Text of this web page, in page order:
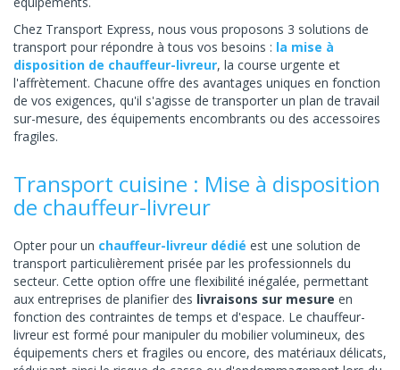
Chez Transport Express, nous vous proposons 3 solutions de
transport pour répondre à tous vos besoins : la mise à
disposition de chauffeur-livreur, la course urgente et
l'affrètement. Chacune offre des avantages uniques en fonction
de vos exigences, qu'il s'agisse de transporter un plan de travail
sur-mesure, des équipements encombrants ou des accessoires
fragiles.
Transport cuisine : Mise à disposition
de chauffeur-livreur
Opter pour un chauffeur-livreur dédié est une solution de
transport particulièrement prisée par les professionnels du
secteur. Cette option offre une flexibilité inégalée, permettant
aux entreprises de planifier des livraisons sur mesure en
fonction des contraintes de temps et d'espace. Le chauffeur-
livreur est formé pour manipuler du mobilier volumineux, des
équipements chers et fragiles ou encore, des matériaux délicats,